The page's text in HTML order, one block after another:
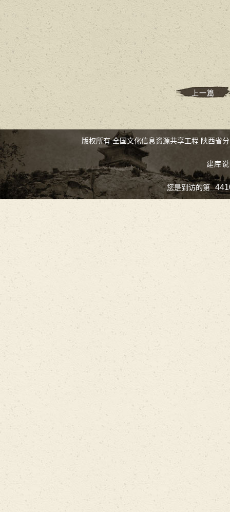
上一篇
版权所有:全国文化信息资源共享工程 陕西省
建库
您是到访的第